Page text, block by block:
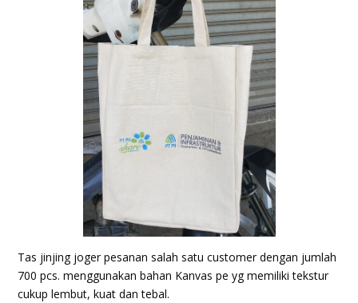
Tas jinjing jogerpesanan salah satu customer dengan jumlah
700 pcs. menggunakan bahan Kanvas pe yg memiliki tekstur
cukup lembut, kuat dan tebal.